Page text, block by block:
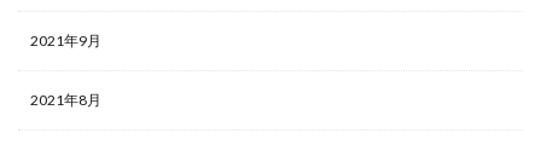
2021年9月
2021年8月